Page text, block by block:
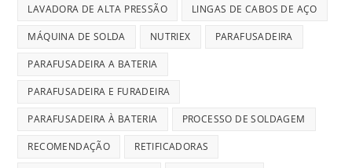
LAVADORA DE ALTA PRESSÃO LINGAS DE CABOS DE AÇO
MÁQUINA DE SOLDA NUTRIEX PARAFUSADEIRA
PARAFUSADEIRA A BATERIA
PARAFUSADEIRA E FURADEIRA
PARAFUSADEIRA À BATERIA PROCESSO DE SOLDAGEM
RECOMENDAÇÃO RETIFICADORAS